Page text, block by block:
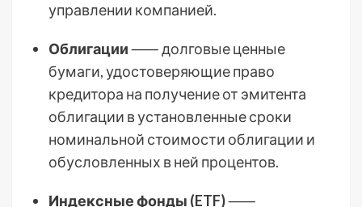
управлении компанией.
Облигации⸺ долговые ценные
бумаги, удостоверяющие право
кредитора на получение от эмитента
облигации в установленные сроки
номинальной стоимости облигации и
обусловленных в ней процентов.
Индексные фонды (ETF)⸺